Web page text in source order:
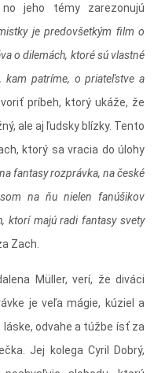
no jeho témy zarezonujú
je predovšetkým film o
o dilemách, ktoré sú vlastné
patríme, o priateľstve a
príbeh, ktorý ukáže, že
ale aj ľudsky blízky. Tento
ktorý sa vracia do úlohy
fantasy rozprávka, na české
na ňu nielen fanúšikov
ktorí majú radi fantasy svety
Zach.
Müller, verí, že diváci
je veľa mágie, kúziel a
odvahe a túžbe ísť za
Jej kolega Cyril Dobrý,